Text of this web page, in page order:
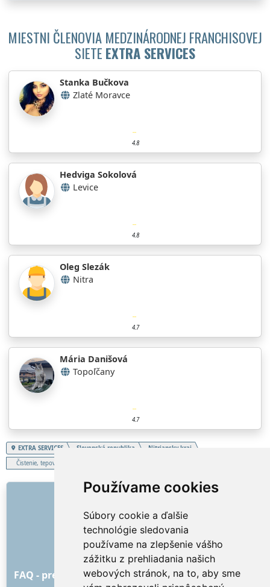
Používame cookies
Súbory cookie a ďalšie
technológie sledovania
používame na zlepšenie vášho
zážitku z prehliadania našich
webových stránok, na to, aby sme
MIESTNI ČLENOVIA MEDZINÁRODNEJ FRANCHISOVEJ
SIETE EXTRA SERVICES
Stanka Bučkova
Zlaté Moravce
4.8
Hedviga Sokolová
Levice
4.8
Oleg Slezák
Nitra
4.7
Mária Danišová
Topoľčany
4.7
EXTRA SERVICES Slovenská republika
Nitriansky kraj
Čistenie, tepovanie kobercov
ODKAZY
O nás
Ako to všetko začalo
Cenník
Všeobecné obchodné podmienky
FAQ - pre objednávateľa FAQ - pre poskytovateľov